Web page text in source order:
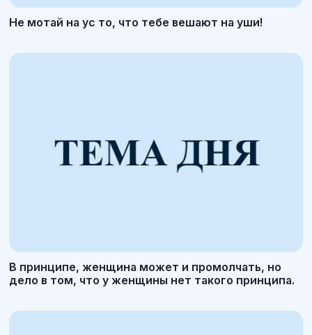
Не мотай на ус то, что тебе вешают на уши!
В принципе, женщина может и промолчать, но
дело в том, что у женщины нет такого принципа.